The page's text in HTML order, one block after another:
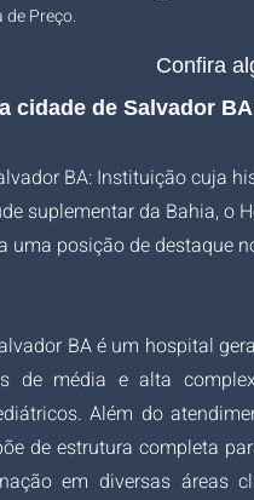
de Preço.
Confira
cidade de Salvador
BA: Instituição cuja
suplementar da Bahia, o
uma posição de destaque
BA é um hospital
de média e alta
Além do
de estrutura completa
em diversas áreas